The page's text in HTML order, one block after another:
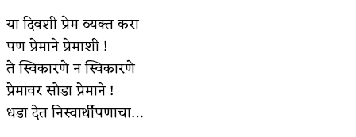
या दिवशी प्रेम व्यक्त करा
पण प्रेमाने प्रेमाशी !
ते स्विकारणे न स्विकारणे
प्रेमावर सोडा प्रेमाने !
धडा देत निस्वार्थीपणाचा…